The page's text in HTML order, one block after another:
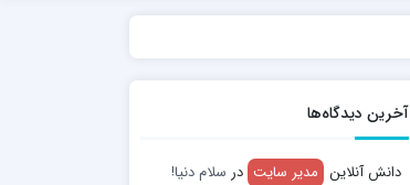
آخرین دیدگاه‌ها
دانش آنلاین مدیر سایت در سلام دنیا!